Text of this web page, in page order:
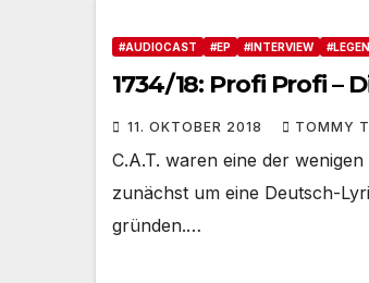
#AUDIOCAST #EP #INTERVIEW
1734/18: Profi Profi –
11. OKTOBER 2018 TOMMY
C.A.T. waren eine der
zunächst um eine Deutsch-
gründen.…